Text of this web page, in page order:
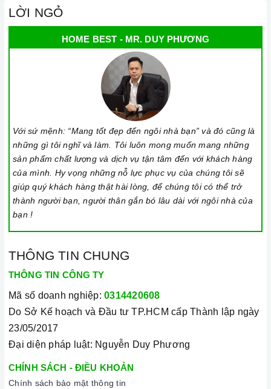
LỜI NGỎ
HOME BEST - MR. DUY PHƯƠNG
Với sứ mệnh: “Mang tốt đẹp đến ngôi nhà bạn” và đó cũng là
những gì tôi nghĩ và làm. Tôi luôn mong muốn mang những
sản phẩm chất lượng và dịch vụ tận tâm đến với khách hàng
của mình. Hy vọng những nỗ lực phục vụ của chúng tôi sẽ
giúp quý khách hàng thật hài lòng, để chúng tôi có thể trở
thành người bạn, người thân gắn bó lâu dài với ngôi nhà của
bạn !
THÔNG TIN CHUNG
THÔNG TIN CÔNG TY
Mã số doanh nghiệp: 0314420608
Do Sở Kế hoạch và Đầu tư TP.HCM cấp Thành lập ngày
23/05/2017
Đại diện pháp luật: Nguyễn Duy Phương
CHÍNH SÁCH - ĐIỀU KHOẢN
Chính sách bảo mật thông tin